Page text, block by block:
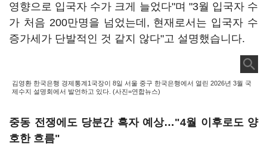
영향으로 입국자 수가 크게 늘었다"며 "3월 입국자 수
가 처음 200만명을 넘었는데, 현재로서는 입국자 수
증가세가 단발적인 것 같지 않다"고 설명했습니다.
김영환 한국은행 경제통계1국장이 8일 서울 중구 한국은행에서 열린 2026년 3월 국
제수지 설명회에서 발언하고 있다. (사진=연합뉴스)
중동 전쟁에도 당분간 흑자 예상…"4월 이후로도 양
호한 흐름"